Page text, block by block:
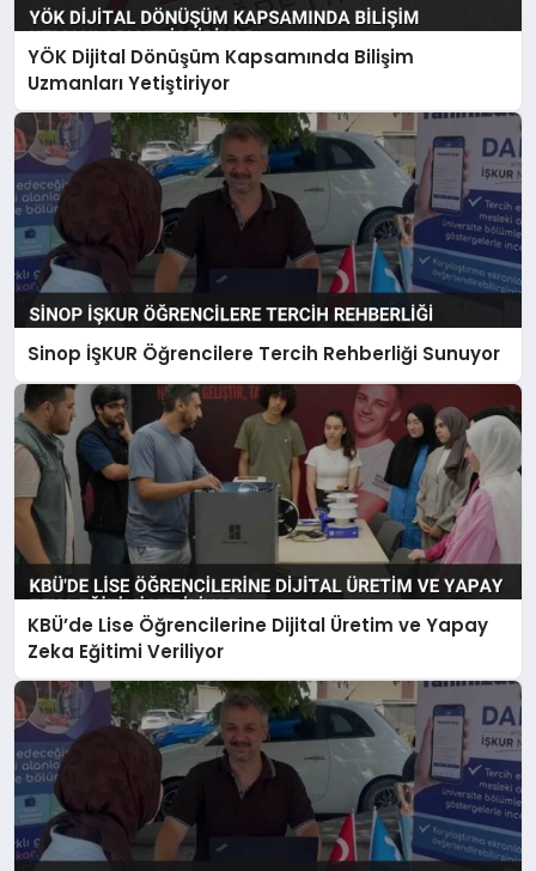
YÖK Dijital Dönüşüm Kapsamında Bilişim
Uzmanları Yetiştiriyor
Sinop İŞKUR Öğrencilere Tercih Rehberliği Sunuyor
KBÜ’de Lise Öğrencilerine Dijital Üretim ve Yapay
Zeka Eğitimi Veriliyor